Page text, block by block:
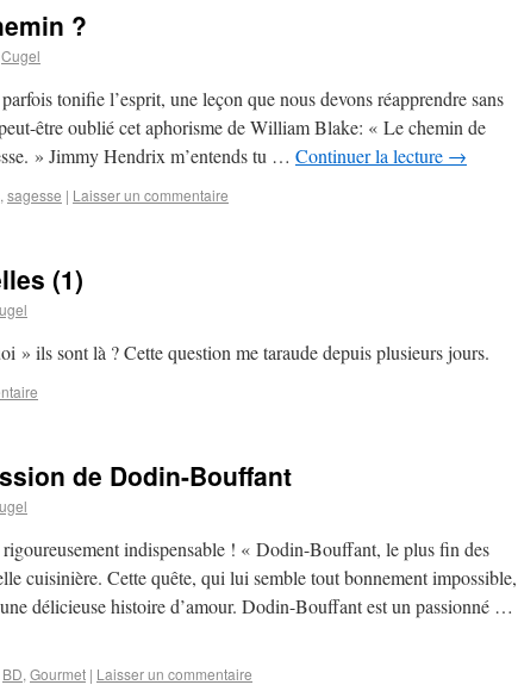
?
Cugel
tonifie l’esprit, une leçon que nous devons réapprendre sans
être oublié cet aphorisme de William Blake: « Le chemin de
» Jimmy Hendrix m’entends tu … Continuer la lecture →
, sagesse | Laisser un commentaire
(1)
» ils sont là ? Cette question me taraude depuis plusieurs jours.
de Dodin-Bouffant
indispensable ! « Dodin-Bouffant, le plus fin des
cuisinière. Cette quête, qui lui semble tout bonnement impossible,
délicieuse histoire d’amour. Dodin-Bouffant est un passionné …
BD, Gourmet | Laisser un commentaire